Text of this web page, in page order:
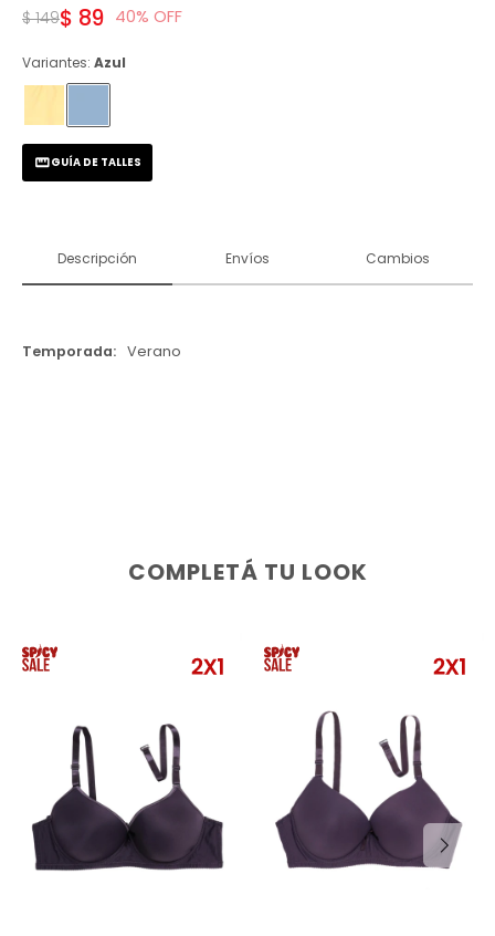
$ 89
$ 149 40
Variantes: Azul
GUÍA DE TALLES
Descripción Envíos Cambios
Temporada Verano
COMPLETÁ TU LOOK